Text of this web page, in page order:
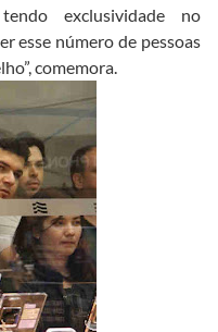
exclusividade no
esse número de pessoas
comemora.